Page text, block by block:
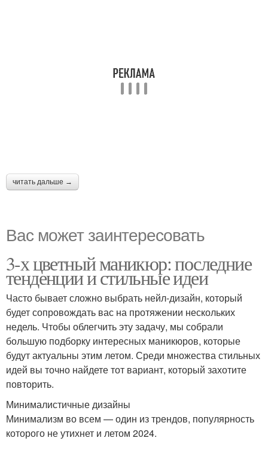
читать дальше →
Вас может заинтересовать
3-х цветный маникюр: последние
тенденции и стильные идеи
Часто бывает сложно выбрать нейл-дизайн, который
будет сопровождать вас на протяжении нескольких
недель. Чтобы облегчить эту задачу, мы собрали
большую подборку интересных маникюров, которые
будут актуальны этим летом. Среди множества стильных
идей вы точно найдете тот вариант, который захотите
повторить.
Минималистичные дизайны
Минимализм во всем — один из трендов, популярность
которого не утихнет и летом 2024.